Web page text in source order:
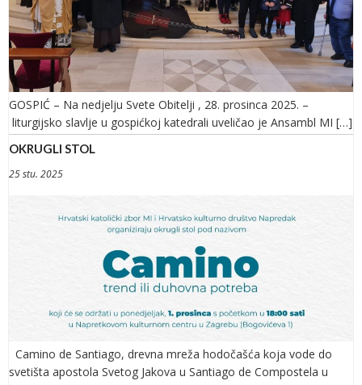
GOSPIĆ – Na nedjelju Svete Obitelji , 28. prosinca 2025. –
liturgijsko slavlje u gospićkoj katedrali uveličao je Ansambl MI […]
OKRUGLI STOL
25 stu. 2025
Camino de Santiago, drevna mreža hodočašća koja vode do
svetišta apostola Svetog Jakova u Santiago de Compostela u